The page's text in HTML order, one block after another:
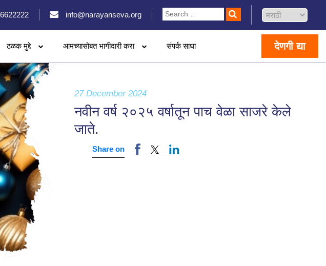
info@narayanseva.org
ठळक मुद्दे आमच्यासोबत भागीदारी करा संपर्क साधा देणगी द्या
27 December 2024
नवीन वर्ष २०२५ वर्षातून पाच वेळा साजरे केले
जाते.
Share on